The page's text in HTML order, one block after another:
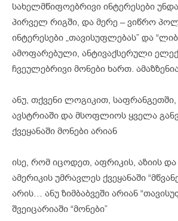
სახელმწიფოებრივი ინტერესები
პირველ რიგში, და მერე – ვიწრო
ინტერესები „თავისუფლებას” და
ამოფარებული, ანტივაქსერული
ჩვეულებრივი მონები ხართ.
ანუ, თქვენი ლოგიკით, საფრანგეთში,
ავსტრიაში და მსოფლიოს ყველა
ქვეყანაში მონები არიან
ისე, რომ იცოდეთ, აფრიკის, აზიის
ამერიკის უმრავლეს ქვეყანაში
არის… ანუ ზიმბაბვეში არიან
შვეიცარიაში “მონები”